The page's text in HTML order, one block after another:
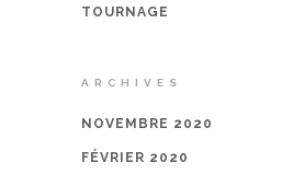
TOURNAGE
ARCHIVES
NOVEMBRE 2020
FÉVRIER 2020